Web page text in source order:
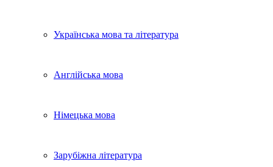
Українська мова та література
Англійська мова
Німецька мова
Зарубіжна література